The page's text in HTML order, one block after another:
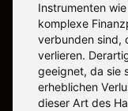
Instrumenten
komplexe
verbunden sind,
verlieren.
geeignet, da sie
erheblichen
dieser Art des